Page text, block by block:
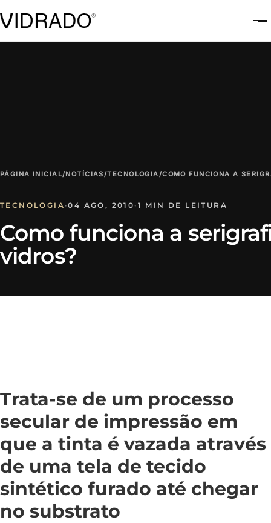
PÁGINA INICIAL/NOTÍCIAS/TECNOLOGIA/COMO FUNCIONA A
TECNOLOGIA ·04 AGO, 2010 · 1 MIN DE LEITURA
Como funciona a
vidros?
Trata-se de um processo
secular de impressão em
que a tinta é vazada através
de uma tela de tecido
sintético furado até chegar
no substrato